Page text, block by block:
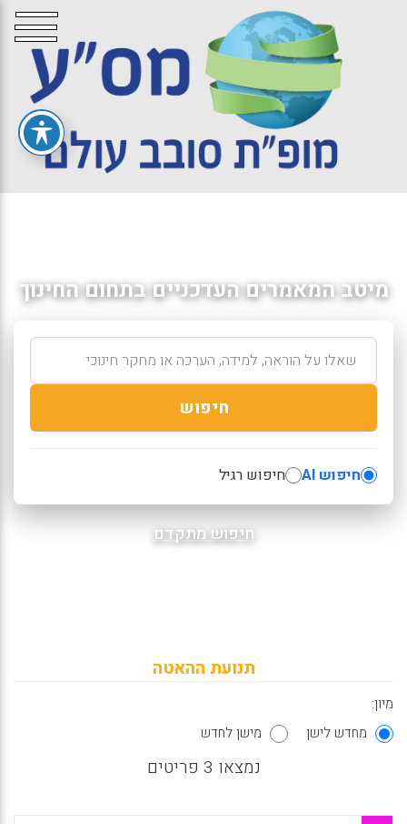
מיטב המאמרים העדכניים בתחום החינוך
חיפוש
חיפוש AI חיפוש רגיל
חיפוש מתקדם
תנועת ההאטה
מיון:
מחדש לישן
מישן לחדש
נמצאו 3 פריטים